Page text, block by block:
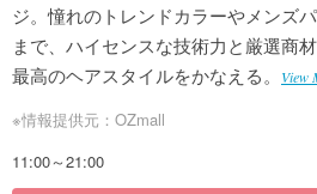
ジ。憧れのトレンドカラーやメンズ
まで、ハイセンスな技術力と厳選商
最高のヘアスタイルをかなえる。
View
※情報提供元：OZmall
11:00～21:00